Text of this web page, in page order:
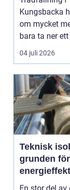
om hela
Kungsbacka
om mycket
bara ta ner
e...
04 juli 2026
Teknisk
grunden för
och säkra